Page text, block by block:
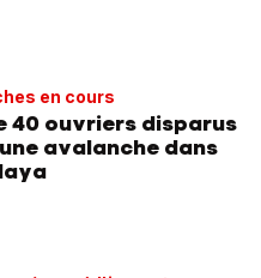
en cours
40 ouvriers disparus
avalanche dans